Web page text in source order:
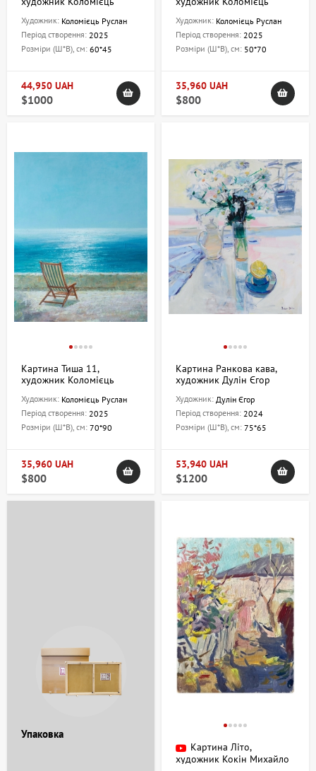
Художник: Коломієць Руслан
Період створення: 2025
Розміри (Ш*В), см: 60*45
44,950 UAH
$1000
Художник: Коломієць Руслан
Період створення: 2025
Розміри (Ш*В), см: 50*70
35,960 UAH
$800
Картина Тиша 11,
художник Коломієць
Художник: Коломієць Руслан
Період створення: 2025
Розміри (Ш*В), см: 70*90
35,960 UAH
$800
Картина Ранкова кава,
художник Дулін Єгор
Художник: Дулін Єгор
Період створення: 2024
Розміри (Ш*В), см: 75*65
53,940 UAH
$1200
Упаковка
Картина Літо,
художник Кокін Михайло